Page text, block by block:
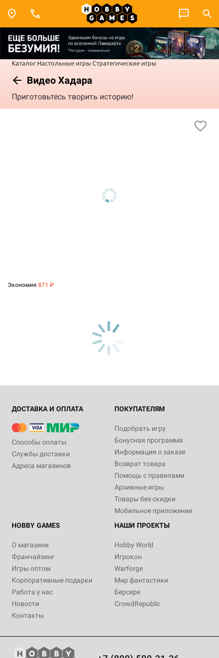
Каталог Настольные игры Стратегические игры
Видео Хадара
Приготовьтесь творить историю!
Экономия 871 ₽
ДОСТАВКА И ОПЛАТА
Способы оплаты
Службы доставки
Адреса магазинов
ПОКУПАТЕЛЯМ
Подобрать игру
Бонусная программа
Информация о заказе
Возврат товара
Помощь с правилами
Архивные игры
Товары без скидки
Мобильное приложение
HOBBY GAMES
О магазине
Франчайзинг
Игры оптом
Корпоративные подарки
Работа у нас
Новости
Контакты
НАШИ ПРОЕКТЫ
Hobby World
Игрокон
Warforge
Мир фантастики
Берсерк
CrowdRepublic